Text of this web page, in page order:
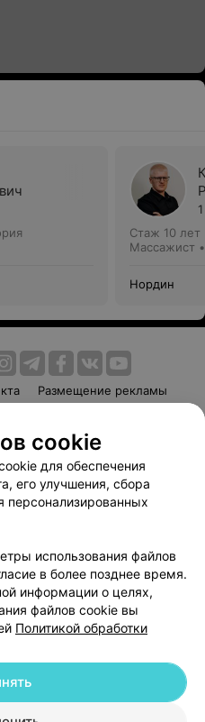
Стаж 10 лет
Массажист
Нордин
Размещение рекламы
Способы оплаты
Партнеры
103.by
данных
| 220012, Республика Беларусь,
cookie
для обеспечения
его улучшения, сбора
персонализированных
использования файлов
в более позднее время.
информации о целях,
файлов cookie вы
Политикой обработки